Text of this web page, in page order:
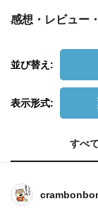
感想・レビュー
並び替え:
表示形式:
すべて